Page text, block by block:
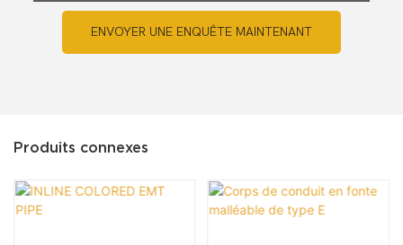
ENVOYER UNE ENQUÊTE MAINTENANT
Produits connexes